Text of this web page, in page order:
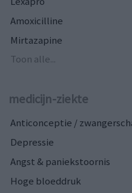
Amoxicilline
Mirtazapine
Toon alle...
medicijn-ziekte
Anticonceptie /
Depressie
Angst & paniekstoornis
Hoge bloeddruk